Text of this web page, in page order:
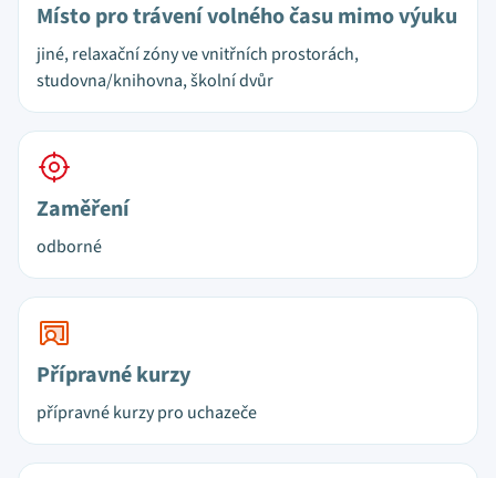
Místo pro trávení volného času mimo výuku
jiné, relaxační zóny ve vnitřních prostorách,
studovna/knihovna, školní dvůr
Zaměření
odborné
Přípravné kurzy
přípravné kurzy pro uchazeče